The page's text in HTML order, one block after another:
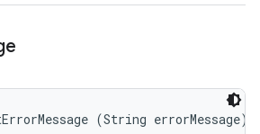
(String errorMessage)